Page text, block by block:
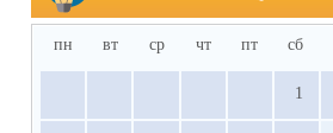
пн вт ср чт пт сб
1